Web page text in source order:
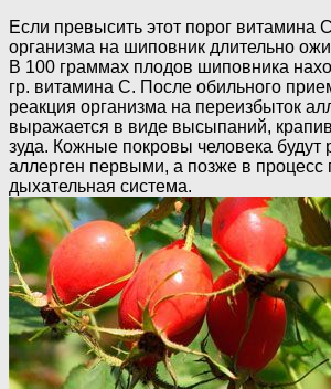
Если превысить этот порог витамина
организма на шиповник длительно
В 100 граммах плодов шиповника
гр. витамина С. После обильного
реакция организма на переизбыток
выражается в виде высыпаний,
зуда. Кожные покровы человека будут
аллерген первыми, а позже в процесс
дыхательная система.